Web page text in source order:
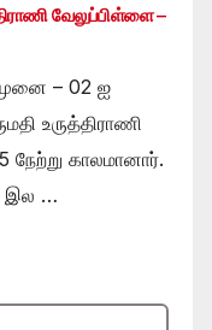
வேலுப்பிள்ளை –
– 02 ஐ
உருத்திராணி
காலமானார்.
இல …